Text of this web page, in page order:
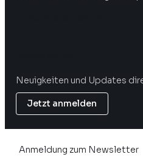
Neuigkeiten und Updates
Jetzt anmelden
Anmeldung zum Newsletter